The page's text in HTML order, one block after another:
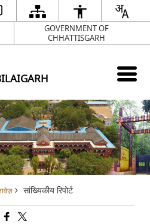
GOVERNMENT OF
CHHATTISGARH
सांख्यिकीय रिपोर्ट